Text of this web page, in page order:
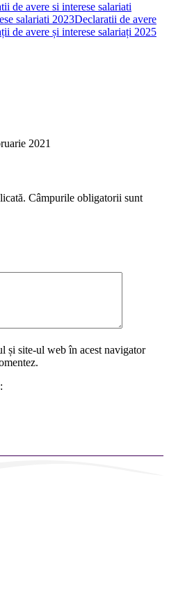
de avere si interese salariati
salariati 2023Declaratii de avere
de avere și interese salariați 2025
2021
Câmpurile obligatorii sunt
și site-ul web în acest navigator